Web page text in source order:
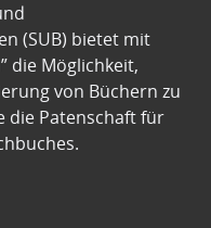
(SUB) bietet mit
die Möglichkeit,
von Büchern zu
die Patenschaft für